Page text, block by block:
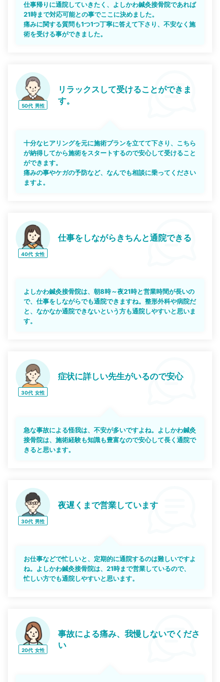
仕事帰りに通院していきたく、よしかわ鍼灸接骨院であれば
21時まで対応可能との事でここに決めました。
痛みに関する質問も1つ1つ丁寧に答えて下さり、不安なく施
術を受ける事ができました。
50代 男性
リラックスして受けることができま
す。
十分なヒアリングを元に施術プランを立てて下さり、こちら
が納得してから施術をスタートするので安心して受けること
ができます。
痛みの事やケガの予防など、なんでも相談に乗ってください
ますよ。
40代 女性
仕事をしながらきちんと通院できる
よしかわ鍼灸接骨院は、朝8時～夜21時と営業時間が長いの
で、仕事をしながらでも通院できますね。整形外科や病院だ
と、なかなか通院できないという方も通院しやすいと思いま
す。
30代 女性
症状に詳しい先生がいるので安心
急な事故による怪我は、不安が多いですよね。よしかわ鍼灸
接骨院は、施術経験も知識も豊富なので安心して長く通院で
きると思います。
30代 男性
夜遅くまで営業しています
お仕事などで忙しいと、定期的に通院するのは難しいですよ
ね。よしかわ鍼灸接骨院は、21時まで営業しているので、
忙しい方でも通院しやすいと思います。
20代 女性
事故による痛み、我慢しないでくださ
い